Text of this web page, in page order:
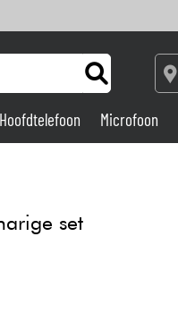
Hoofdtelefoon Microfoon
set